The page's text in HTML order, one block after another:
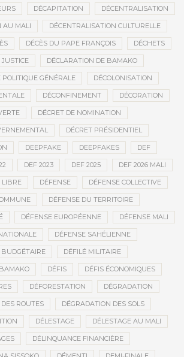
DÉCAPITATION DÉCENTRALISATION
AU MALI DÉCENTRALISATION CULTURELLE
DÉCÈS DU PAPE FRANÇOIS DÉCHETS
JUSTICE DÉCLARATION DE BAMAKO
POLITIQUE GÉNÉRALE DÉCOLONISATION
DÉCONFINEMENT DÉCORATION
DÉCRET DE NOMINATION
DÉCRET PRÉSIDENTIEL
DEEPFAKE DEEPFAKES DEF
DEF 2023 DEF 2025 DEF 2026 MALI
LIBRE DÉFENSE DÉFENSE COLLECTIVE
DÉFENSE DU TERRITOIRE
DÉFENSE EUROPÉENNE DÉFENSE MALI
DÉFENSE SAHÉLIENNE
BUDGÉTAIRE DÉFILÉ MILITAIRE
DÉFIS DÉFIS ÉCONOMIQUES
DÉFORESTATION DÉGRADATION
ROUTES DÉGRADATION DES SOLS
DÉLESTAGE DÉLESTAGE AU MALI
DÉLINQUANCE FINANCIÈRE